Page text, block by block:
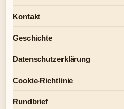
Kontakt
Geschichte
Datenschutzerklärung
Cookie-Richtlinie
Rundbrief